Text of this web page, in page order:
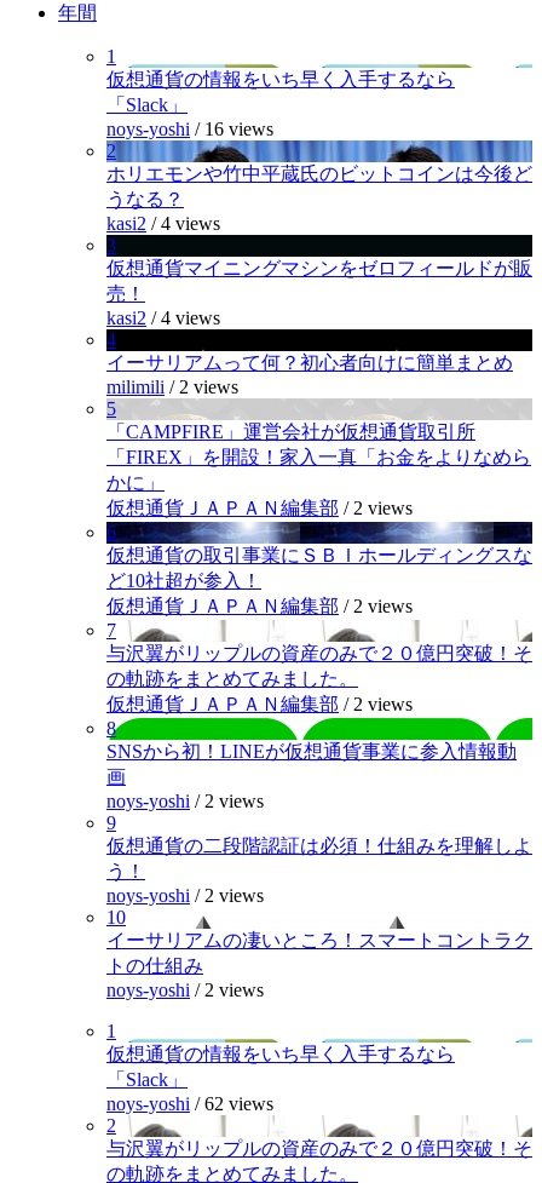
年間
1
仮想通貨の情報をいち早く入手するなら
「Slack」
noys-yoshi / 16 views
2
ホリエモンや竹中平蔵氏のビットコインは今後ど
うなる？
kasi2 /4 views
3
仮想通貨マイニングマシンをゼロフィールドが販
売！
kasi2 /4 views
4
イーサリアムって何？初心者向けに簡単まとめ
milimili / 2 views
5
「CAMPFIRE」運営会社が仮想通貨取引所
「FIREX」を開設！家入一真「お金をよりなめら
かに」
仮想通貨ＪＡＰＡＮ編集部 / 2 views
6
仮想通貨の取引事業にＳＢＩホールディングスな
ど10社超が参入！
仮想通貨ＪＡＰＡＮ編集部 / 2 views
7
与沢翼がリップルの資産のみで２０億円突破！そ
の軌跡をまとめてみました。
仮想通貨ＪＡＰＡＮ編集部 / 2 views
8
SNSから初！LINEが仮想通貨事業に参入情報動
画
noys-yoshi / 2 views
9
仮想通貨の二段階認証は必須！仕組みを理解しよ
う！
noys-yoshi / 2 views
10
イーサリアムの凄いところ！スマートコントラク
トの仕組み
noys-yoshi / 2 views
1
仮想通貨の情報をいち早く入手するなら
「Slack」
noys-yoshi /62 views
2
与沢翼がリップルの資産のみで２０億円突破！そ
の軌跡をまとめてみました。